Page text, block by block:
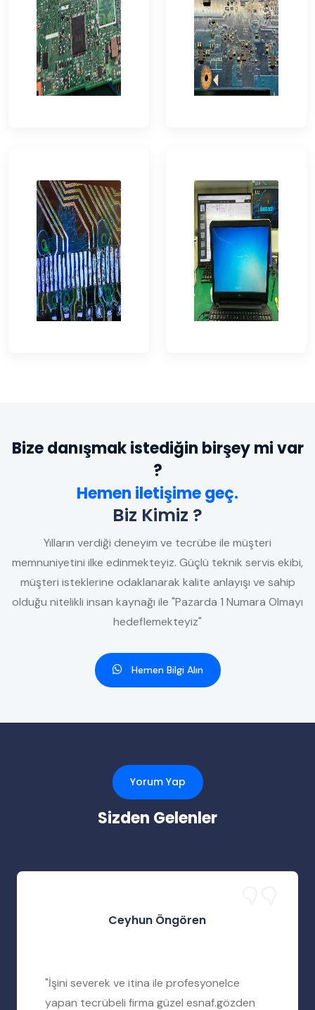
Bize danışmak istediğin birşey mi var
?
Hemen iletişime geç.
Biz Kimiz ?
Yılların verdiği deneyim ve tecrübe ile müşteri
memnuniyetini ilke edinmekteyiz. Güçlü teknik servis ekibi,
müşteri isteklerine odaklanarak kalite anlayışı ve sahip
olduğu nitelikli insan kaynağı ile "Pazarda 1 Numara Olmayı
hedeflemekteyiz"
Hemen Bilgi Alın
Yorum Yap
Sizden Gelenler
Ceyhun Öngören
"İşini severek ve itina ile profesyonelce
yapan tecrübeli firma güzel esnaf.gözden